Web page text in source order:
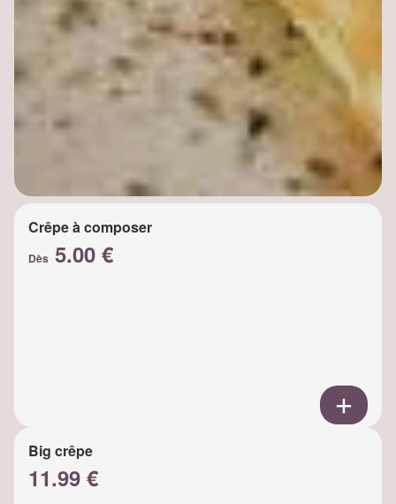
Crêpe à composer
Dès 5.00 €
Big crêpe
11.99 €